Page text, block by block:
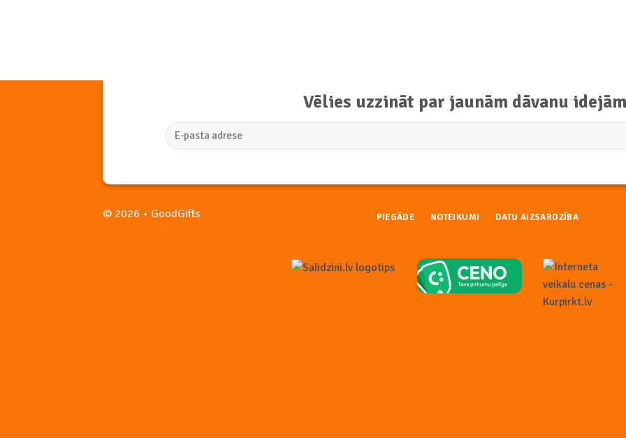
Vēlies uzzināt par jaunām dāvanu
© 2026 • GoodGifts PIEGĀDE NOTEIKUMI DATU AIZSARDZĪBA